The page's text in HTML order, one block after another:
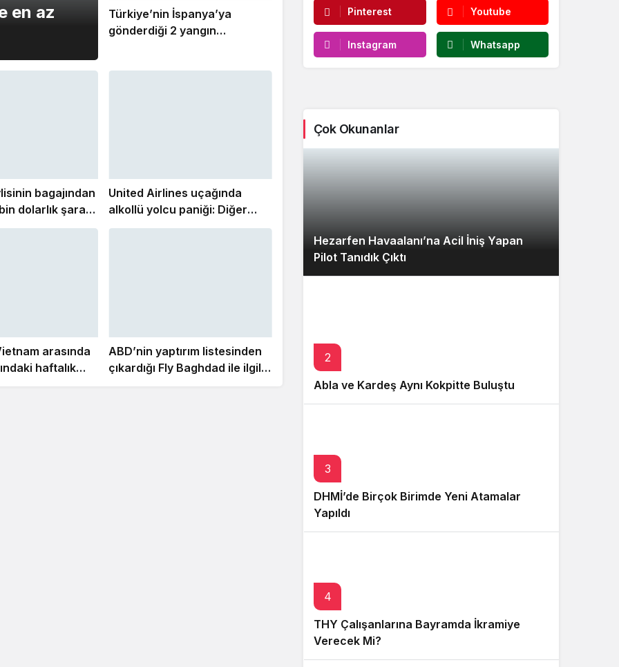
en az
Türkiye’nin İspanya’ya
gönderdiği 2 yangın
bagajından
dolarlık şarap
United Airlines uçağında
alkollü yolcu paniği: Diğer
yolcular etkisiz hale getirdi
arasında
haftalık
ABD’nin yaptırım listesinden
çıkardığı Fly Baghdad ile ilgili
Pinterest Youtube
Instagram Whatsapp
Çok Okunanlar
Hezarfen Havaalanı’na Acil İniş Yapan
Pilot Tanıdık Çıktı
2
Abla ve Kardeş Aynı Kokpitte Buluştu
3
DHMİ’de Birçok Birimde Yeni Atamalar
Yapıldı
4
THY Çalışanlarına Bayramda İkramiye
Verecek Mi?